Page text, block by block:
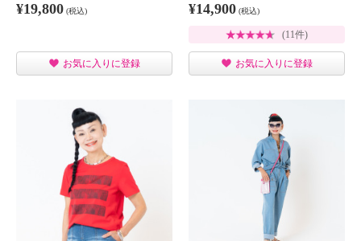
¥19,800 (税込)
お気に入りに登録
¥14,900 (税込)
(11件)
お気に入りに登録